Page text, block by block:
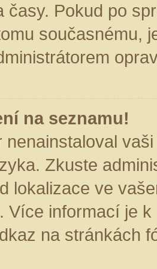
časy. Pokud po
současnému,
na seznamu!
nenainstaloval
Zkuste
lokalizace ve
Více informací je
na stránkách